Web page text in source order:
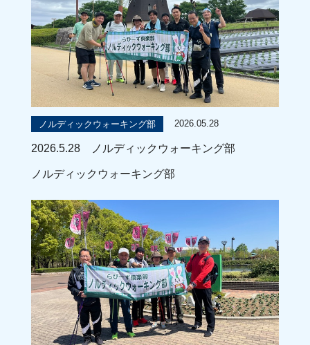
ノルディックウォーキング部 2026.05.28
2026.5.28 ノルディックウォーキング部
ノルディックウォーキング部